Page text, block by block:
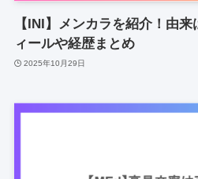
【INI】メンカラを紹介！由
ィールや経歴まとめ
2025年10月29日